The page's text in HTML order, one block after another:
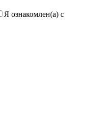
Я ознакомлен(а) с